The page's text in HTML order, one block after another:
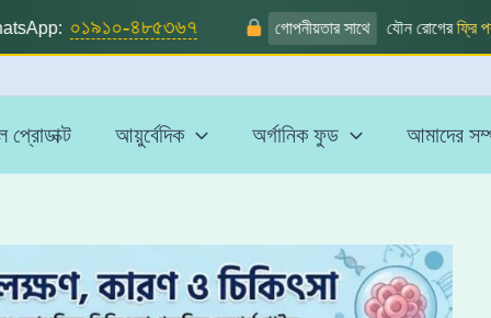
০১৯১০-৪৮৫৩৬৭ গোপনীয়তার সাথে যৌন রোগেরফ্রি
প্রোডাক্ট আয়ুর্বেদিক অর্গানিক ফুড আমাদের